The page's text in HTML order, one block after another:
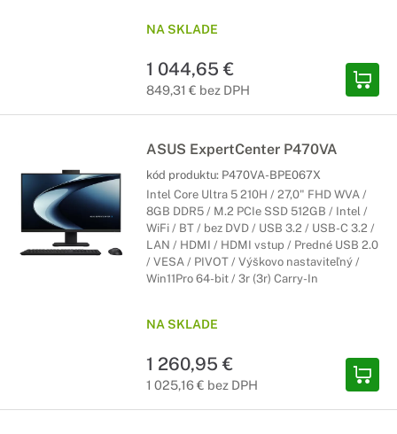
NA SKLADE
1 044,65 €
849,31 € bez DPH
ASUS ExpertCenter P470VA
kód produktu: P470VA-BPE067X
Intel Core Ultra 5 210H / 27,0" FHD WVA /
8GB DDR5 / M.2 PCIe SSD 512GB / Intel /
WiFi / BT / bez DVD / USB 3.2 / USB-C 3.2 /
LAN / HDMI / HDMI vstup / Predné USB 2.0
/ VESA / PIVOT / Výškovo nastaviteľný /
Win11Pro 64-bit / 3r (3r) Carry-In
NA SKLADE
1 260,95 €
1 025,16 € bez DPH